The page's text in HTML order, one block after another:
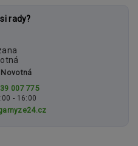
rady?
007 775
- 16:00